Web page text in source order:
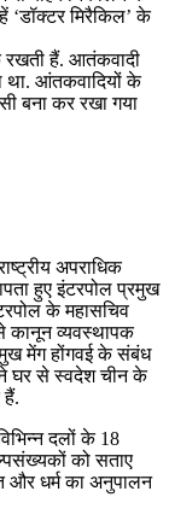
‘डॉक्टर मिरैकिल’ के
रखती हैं. आतंकवादी
था. आंतकवादियों के
बना कर रखा गया
अपराधिक
हुए इंटरपोल प्रमुख
के महासचिव
कानून व्यवस्थापक
मेंग होंगवई के संबंध
घर से स्वदेश चीन के
हैं.
दलों के 18
को सताए
और धर्म का अनुपालन